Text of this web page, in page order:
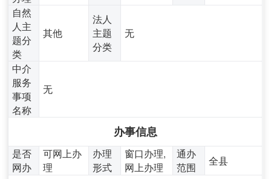
自然
人主
题分
类
其他
法人
主题
分类
无
中介
服务
事项
名称
无
办事信息
是否
网办
可网上办
理
办理
形式
窗口办理,
网上办理
通办
范围
全县